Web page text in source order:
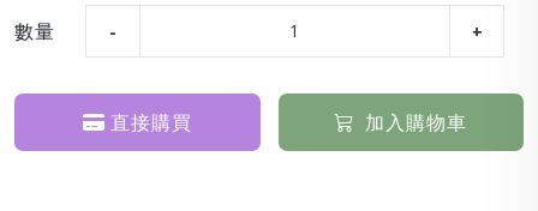
數量
直接購買 加入購物車